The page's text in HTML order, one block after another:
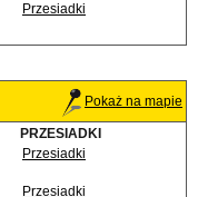
Przesiadki
Pokaż na mapie
PRZESIADKI
Przesiadki
Przesiadki